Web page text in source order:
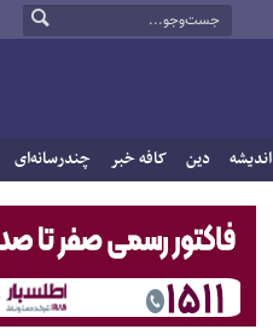
اندیشه دین کافه خبر چندرسانه‌ای